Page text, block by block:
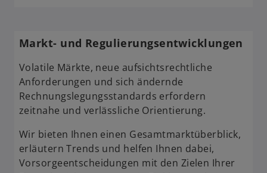
a
t
g
ö
f
f
Markt- und Regulierungs­entwicklungen
Volatile Märkte, neue aufsichtsrechtliche
Anforderungen und sich ändernde
Rechnungslegungsstandards erfordern
zeitnahe und verlässliche Orientierung.
Wir bieten Ihnen einen Gesamtmarktüberblick,
erläutern Trends und helfen Ihnen dabei,
Vorsorgeentscheidungen mit den Zielen Ihrer